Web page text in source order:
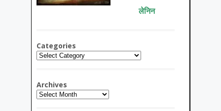
लेनिन
Categories
Categories
Archives
Archives